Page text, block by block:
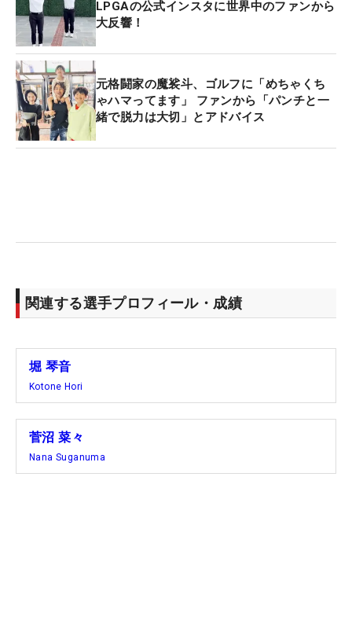
LPGAの公式インスタに世界中のファンから
大反響！
元格闘家の魔裟斗、ゴルフに「めちゃくち
ゃハマってます」 ファンから「パンチと一
緒で脱力は大切」とアドバイス
関連する選手プロフィール・成績
堀 琴音
Kotone Hori
菅沼 菜々
Nana Suganuma